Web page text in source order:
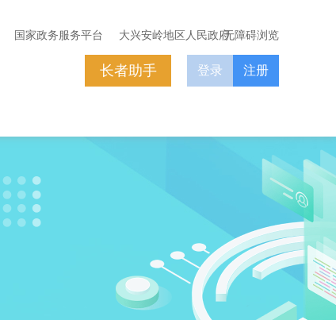
国家政务服务平台 大兴安岭地区人民政府无障碍浏览
登录 注册
长者助手